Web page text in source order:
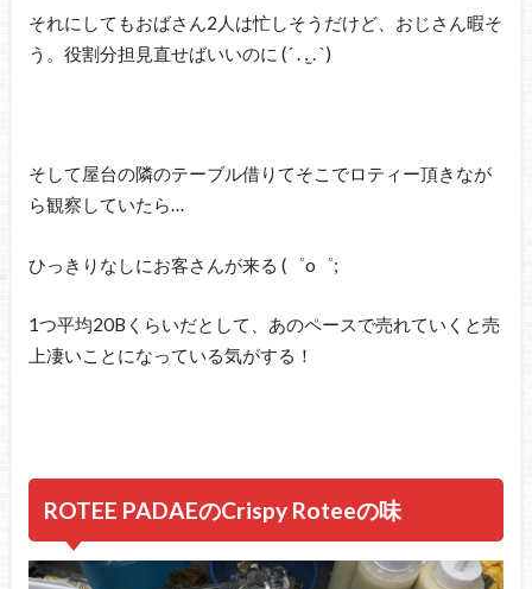
それにしてもおばさん2人は忙しそうだけど、おじさん暇そ
う。役割分担見直せばいいのに (´ . .̫ . `)
そして屋台の隣のテーブル借りてそこでロティー頂きなが
ら観察していたら…
ひっきりなしにお客さんが来る (゜o゜;
1つ平均20Bくらいだとして、あのペースで売れていくと売
上凄いことになっている気がする！
ROTEE PADAEのCrispy Roteeの味